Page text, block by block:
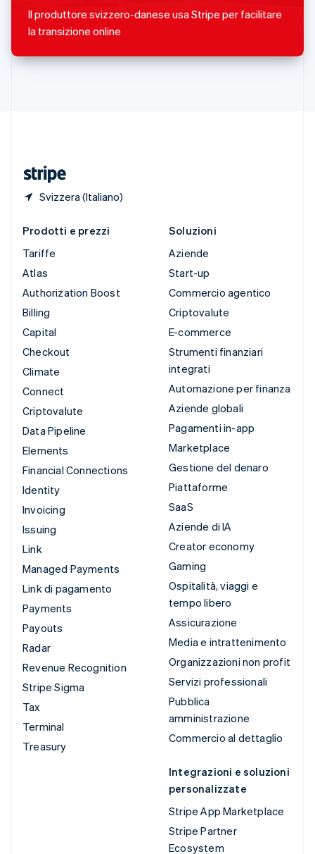
Il produttore svizzero-danese usa Stripe per facilitare
la transizione online
Svizzera (Italiano)
Spagna
EspañolEnglish
Stati Uniti
Svezia
Prodotti e prezzi
Tariffe
Atlas
Authorization Boost
Billing
Capital
Checkout
Climate
Connect
Criptovalute
Data Pipeline
Elements
Financial Connections
Identity
Invoicing
Issuing
Link
Managed Payments
Link di pagamento
Payments
Payouts
Radar
Revenue Recognition
Stripe Sigma
Tax
Terminal
Treasury
Soluzioni
Aziende
Start-up
Commercio agentico
Criptovalute
E-commerce
Strumenti finanziari
integrati
Automazione per finanza
Aziende globali
Pagamenti in-app
Marketplace
Gestione del denaro
Piattaforme
SaaS
Aziende di IA
Creator economy
Gaming
Ospitalità, viaggi e
tempo libero
Assicurazione
Media e intrattenimento
Organizzazioni non profit
Servizi professionali
Pubblica
amministrazione
Commercio al dettaglio
Integrazioni e soluzioni
personalizzate
Stripe App Marketplace
Stripe Partner
Ecosystem